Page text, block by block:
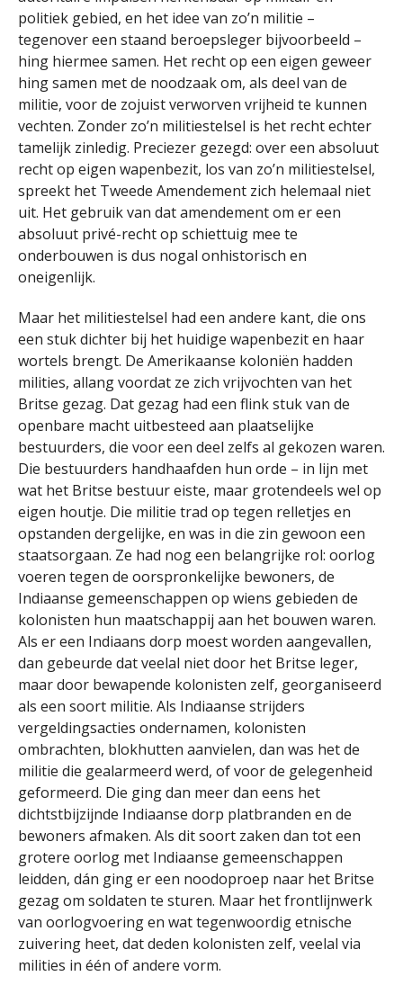
politiek gebied, en het idee van zo’n militie –
tegenover een staand beroepsleger bijvoorbeeld –
hing hiermee samen. Het recht op een eigen geweer
hing samen met de noodzaak om, als deel van de
militie, voor de zojuist verworven vrijheid te kunnen
vechten. Zonder zo’n militiestelsel is het recht echter
tamelijk zinledig. Preciezer gezegd: over een absoluut
recht op eigen wapenbezit, los van zo’n militiestelsel,
spreekt het Tweede Amendement zich helemaal niet
uit. Het gebruik van dat amendement om er een
absoluut privé-recht op schiettuig mee te
onderbouwen is dus nogal onhistorisch en
oneigenlijk.
Maar het militiestelsel had een andere kant, die ons
een stuk dichter bij het huidige wapenbezit en haar
wortels brengt. De Amerikaanse koloniën hadden
milities, allang voordat ze zich vrijvochten van het
Britse gezag. Dat gezag had een flink stuk van de
openbare macht uitbesteed aan plaatselijke
bestuurders, die voor een deel zelfs al gekozen waren.
Die bestuurders handhaafden hun orde – in lijn met
wat het Britse bestuur eiste, maar grotendeels wel op
eigen houtje. Die militie trad op tegen relletjes en
opstanden dergelijke, en was in die zin gewoon een
staatsorgaan. Ze had nog een belangrijke rol: oorlog
voeren tegen de oorspronkelijke bewoners, de
Indiaanse gemeenschappen op wiens gebieden de
kolonisten hun maatschappij aan het bouwen waren.
Als er een Indiaans dorp moest worden aangevallen,
dan gebeurde dat veelal niet door het Britse leger,
maar door bewapende kolonisten zelf, georganiseerd
als een soort militie. Als Indiaanse strijders
vergeldingsacties ondernamen, kolonisten
ombrachten, blokhutten aanvielen, dan was het de
militie die gealarmeerd werd, of voor de gelegenheid
geformeerd. Die ging dan meer dan eens het
dichtstbijzijnde Indiaanse dorp platbranden en de
bewoners afmaken. Als dit soort zaken dan tot een
grotere oorlog met Indiaanse gemeenschappen
leidden, dán ging er een noodoproep naar het Britse
gezag om soldaten te sturen. Maar het frontlijnwerk
van oorlogvoering en wat tegenwoordig etnische
zuivering heet, dat deden kolonisten zelf, veelal via
milities in één of andere vorm.